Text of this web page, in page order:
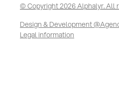
© Copyright 2026 Alphalyr. All
Design & Development
Legal information